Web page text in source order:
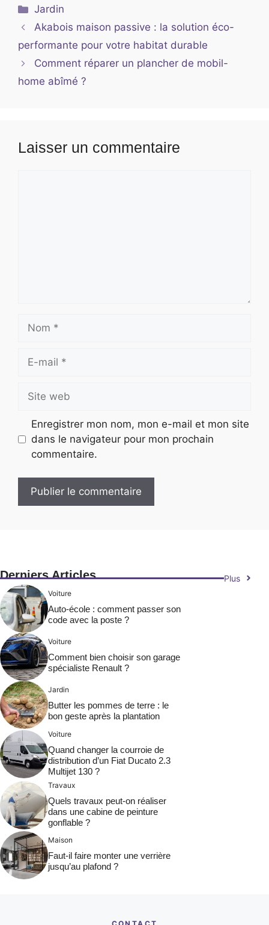
Catégories
Jardin
Akabois maison passive : la solution éco-
performante pour votre habitat durable
Comment réparer un plancher de mobil-
home abîmé ?
Laisser un commentaire
Nom
Site
web
Enregistrer mon nom, mon e-mail et mon site
dans le navigateur pour mon prochain
commentaire.
Derniers Articles Plus
Voiture
Auto-école : comment passer son
code avec la poste ?
Voiture
Comment bien choisir son garage
spécialiste Renault ?
Jardin
Butter les pommes de terre : le
bon geste après la plantation
Voiture
Quand changer la courroie de
distribution d’un Fiat Ducato 2.3
Multijet 130 ?
Travaux
Quels travaux peut-on réaliser
dans une cabine de peinture
gonflable ?
Maison
Faut-il faire monter une verrière
jusqu’au plafond ?